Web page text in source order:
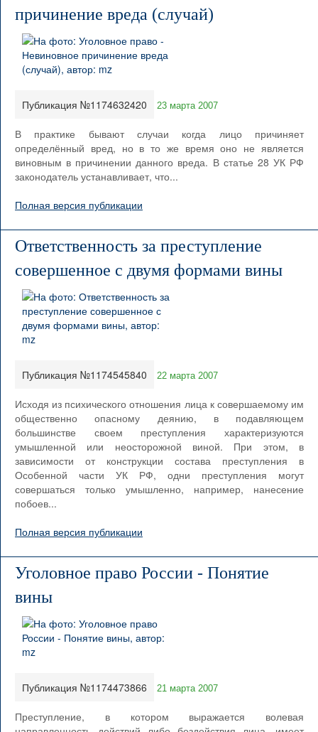
причинение вреда (случай)
Публикация №1174632420 23 марта 2007
В практике бывают случаи когда лицо причиняет
определённый вред, но в то же время оно не является
виновным в причинении данного вреда. В статье 28 УК РФ
законодатель устанавливает, что...
Полная версия публикации
Ответственность за преступление
совершенное с двумя формами вины
Публикация №1174545840 22 марта 2007
Исходя из психического отношения лица к совершаемому им
общественно опасному деянию, в подавляющем
большинстве своем преступления характеризуются
умышленной или неосторожной виной. При этом, в
зависимости от конструкции состава преступления в
Особенной части УК РФ, одни преступления могут
совершаться только умышленно, например, нанесение
побоев...
Полная версия публикации
Уголовное право России - Понятие
вины
Публикация №1174473866 21 марта 2007
Преступление, в котором выражается волевая